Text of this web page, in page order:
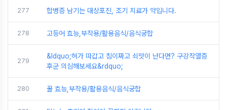
277 합병증 남기는 대상포진, 조기 치료가 약입니다.
278 고등어 효능,부작용/활용음식/음식궁합
279
&ldquo;혀가 따갑고 침이짜고 쇠맛이 난다면? 구강작열증
후군 의심해보세요&rdquo;
280 꿀 효능,부작용/활용음식/음식궁합